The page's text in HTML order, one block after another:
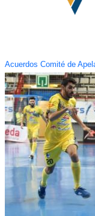
Acuerdos Comité de